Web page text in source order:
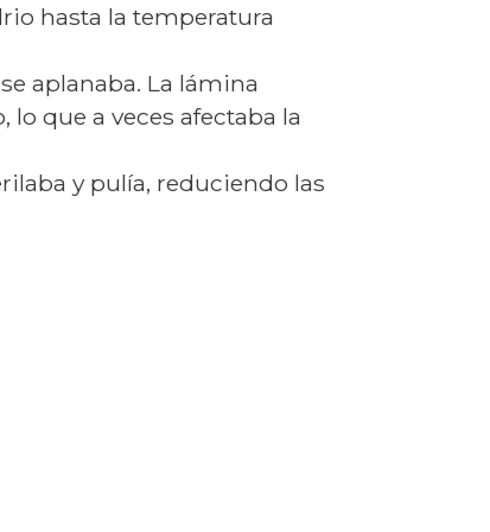
hasta la temperatura
aplanaba. La lámina
que a veces afectaba la
y pulía, reduciendo las